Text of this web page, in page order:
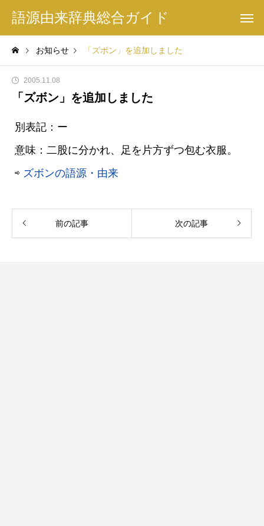
語源由来辞典総合ガイド
お知らせ 「ズボン」を追加しました
2005.11.08
「ズボン」を追加しました
別表記：ー
意味：二股に分かれ、足を片方ずつ包む衣服。
⇨ ズボンの語源・由来
前の記事 次の記事